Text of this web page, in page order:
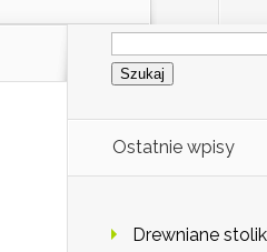
Szukaj:
Ostatnie wpisy
Drewniane